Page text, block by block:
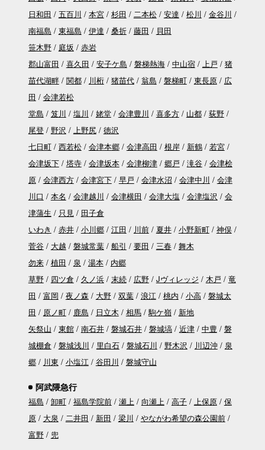
日和田
五百川 本宮 杉田 二本松 安達 松川
金谷川
南福島
東福島 伊達 桑折 藤田
貝田
笹木野
庭坂
赤岩
郡山富田
喜久田 安子ケ島 磐梯熱海 中山宿 上戸
猪
苗代湖畔
関都 川桁 猪苗代 翁島 磐梯町 東長原
広
田
会津若松
堂島
笈川 塩川 姥堂 会津豊川 喜多方 山都
荻野
尾登
野沢 上野尻
徳沢
七日町
西若松 会津本郷 会津高田 根岸 新鶴
若宮
会津坂下
塔寺 会津坂本 会津柳津 郷戸 滝谷
会津桧
原
会津西方 会津宮下 早戸 会津水沼 会津中川
会津
川口
本名 会津越川 会津横田 会津大塩 会津塩沢
会
津蒲生
只見
田子倉
いわき
赤井 小川郷 江田 川前 夏井 小野新町
神俣
菅谷
大越 磐城常葉 船引 要田 三春
舞木
勿来
植田 泉 湯本
内郷
草野
四ツ倉 久ノ浜 末続 広野 Jヴィレッジ 木戸
竜
田
富岡 夜ノ森 大野 双葉 浪江 桃内 小高
磐城太
田
原ノ町 鹿島 日立木 相馬 駒ケ嶺
新地
矢祭山
東館 南石井 磐城石井 磐城塙 近津 中豊
磐
城棚倉
磐城浅川 里白石 磐城石川 野木沢 川辺沖
泉
郷
川東 小塩江 谷田川 磐城守山
阿武隈急行
福島 卸町 福島学院前 瀬上 向瀬上 高子 上保原
保
原
大泉 二井田 新田 梁川
やながわ希望の森公園前
富野
兜